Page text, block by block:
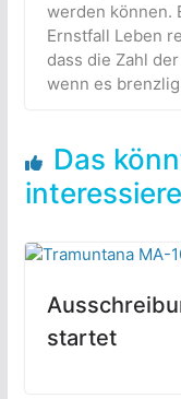
werden können.
Ernstfall Leben
dass die Zahl
wenn es
Das
startet